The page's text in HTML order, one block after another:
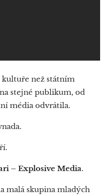
kultuře než státním
stejné publikum, od
média odvrátila.
– Explosive Media.
malá skupina mladých